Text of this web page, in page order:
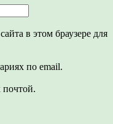
в этом браузере для
по email.
почтой.